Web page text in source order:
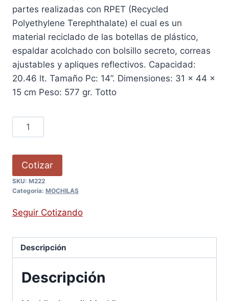
partes realizadas con RPET (Recycled
Polyethylene Terephthalate) el cual es un
material reciclado de las botellas de plástico,
espaldar acolchado con bolsillo secreto, correas
ajustables y apliques reflectivos. Capacidad:
20.46 lt. Tamaño Pc: 14”. Dimensiones: 31 x 44 x
15 cm Peso: 577 gr. Totto
Cotizar
SKU: M222
Categoría: MOCHILAS
Seguir Cotizando
Descripción
Descripción